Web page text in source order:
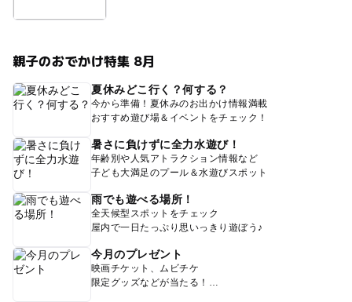
親子のおでかけ特集 8月
夏休みどこ行く？何する？
今から準備！夏休みのお出かけ情報満載
おすすめ遊び場＆イベントをチェック！
暑さに負けずに全力水遊び！
年齢別や人気アトラクション情報など
子ども大満足のプール＆水遊びスポット
雨でも遊べる場所！
全天候型スポットをチェック
屋内で一日たっぷり思いっきり遊ぼう♪
今月のプレゼント
映画チケット、ムビチケ
限定グッズなどが当たる！